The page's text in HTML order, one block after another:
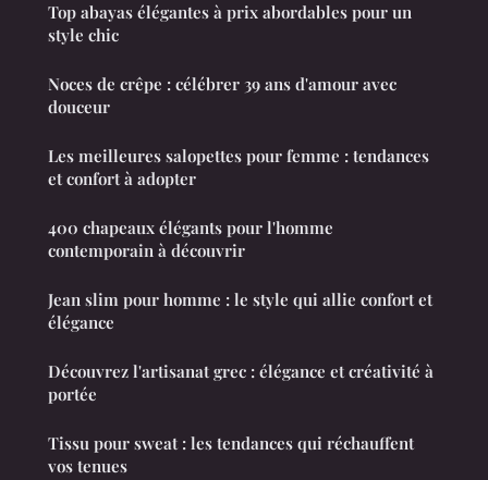
Top abayas élégantes à prix abordables pour un
style chic
Noces de crêpe : célébrer 39 ans d'amour avec
douceur
Les meilleures salopettes pour femme : tendances
et confort à adopter
400 chapeaux élégants pour l'homme
contemporain à découvrir
Jean slim pour homme : le style qui allie confort et
élégance
Découvrez l'artisanat grec : élégance et créativité à
portée
Tissu pour sweat : les tendances qui réchauffent
vos tenues